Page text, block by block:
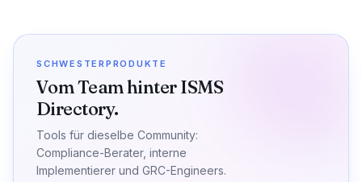
SCHWESTERPRODUKTE
Vom Team hinter ISMS
Directory.
Tools für dieselbe Community:
Compliance-Berater, interne
Implementierer und GRC-Engineers.